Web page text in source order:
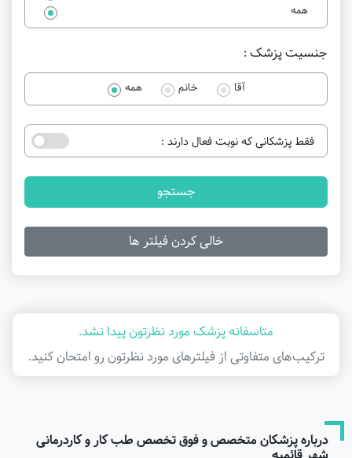
همه
جنسیت پزشک :
آقا خانم همه
فقط پزشکانی که نوبت فعال دارند :
جستجو
خالی کردن فیلتر ها
متاسفانه پزشک مورد نظرتون پیدا نشد.
ترکیب‌های متفاوتی از فیلتر‌های مورد نظرتون رو امتحان کنید.
درباره پزشکان متخصص و فوق تخصص طب کار و کاردرمانی